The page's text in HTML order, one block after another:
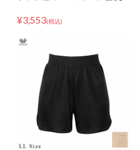
素材使用 HDA220 MLサイズ
¥3,553(税込)